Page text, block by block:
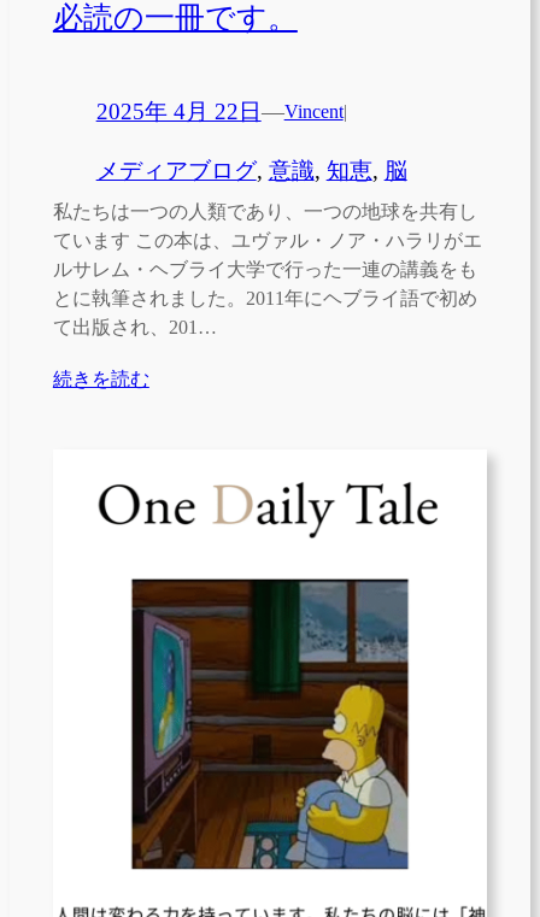
必読の一冊です。
2025年 4月 22日—Vincent|
メディアブログ, 意識, 知恵, 脳
私たちは一つの人類であり、一つの地球を共有し
ています この本は、ユヴァル・ノア・ハラリがエ
ルサレム・ヘブライ大学で行った一連の講義をも
とに執筆されました。2011年にヘブライ語で初め
て出版され、201…
続きを読む